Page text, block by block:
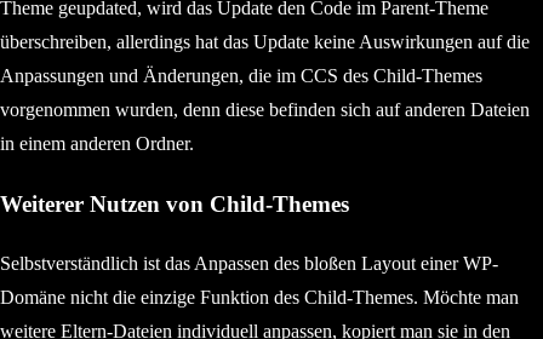
Theme geupdated, wird das Update den Code im Parent-Theme
überschreiben, allerdings hat das Update keine Auswirkungen auf die
Anpassungen und Änderungen, die im CCS des Child-Themes
vorgenommen wurden, denn diese befinden sich auf anderen Dateien
in einem anderen Ordner.
Weiterer Nutzen von Child-Themes
Selbstverständlich ist das Anpassen des bloßen Layout einer WP-
Domäne nicht die einzige Funktion des Child-Themes. Möchte man
weitere Eltern-Dateien individuell anpassen, kopiert man sie in den